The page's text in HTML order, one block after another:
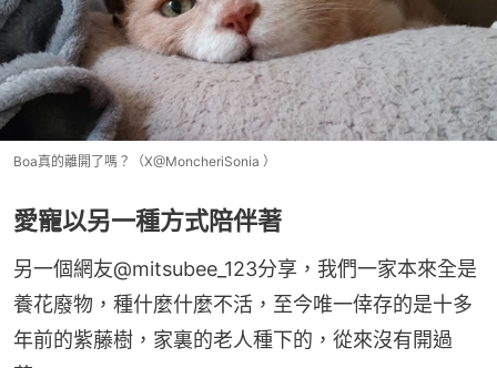
Boa真的離開了嗎？（X@MoncheriSonia ）
愛寵以另一種方式陪伴著
另一個網友@mitsubee_123分享，我們一家本來全是
養花廢物，種什麼什麼不活，至今唯一倖存的是十多
年前的紫藤樹，家裏的老人種下的，從來沒有開過